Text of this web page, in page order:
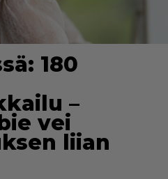
180
–
vei
liian